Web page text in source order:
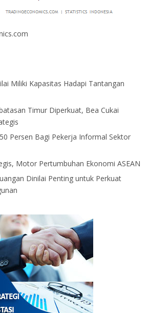
Miliki Kapasitas Hadapi Tantangan
Timur Diperkuat, Bea Cukai
Persen Bagi Pekerja Informal Sektor
Motor Pertumbuhan Ekonomi ASEAN
Dinilai Penting untuk Perkuat